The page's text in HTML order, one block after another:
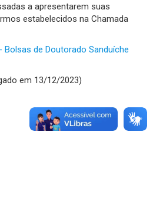
a apresentarem suas
estabelecidos na Chamada
Bolsas de Doutorado Sanduíche
em 13/12/2023)